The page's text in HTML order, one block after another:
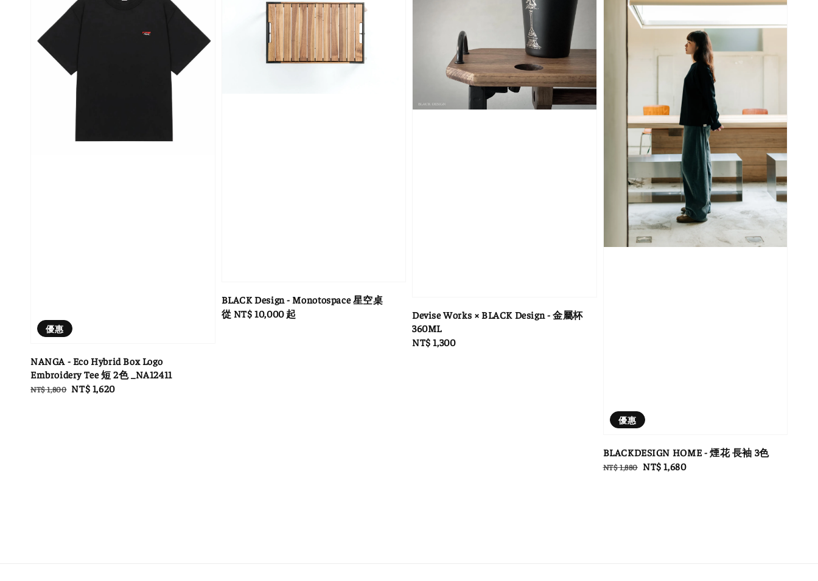
優惠
NANGA - Eco Hybrid Box Logo
Embroidery Tee 短 2色 _NA12411
Regular
NT$ 1,800 Sale
NT$ 1,620
BLACK Design - Monotospace 星空桌
Regular
從 NT$ 10,000起
Devise Works × BLACK Design - 金屬杯
360ML
Regular
NT$ 1,300
優惠
BLACKDESIGN HOME - 煙花 長袖 3色
Regular
NT$ 1,880 Sale
NT$ 1,680